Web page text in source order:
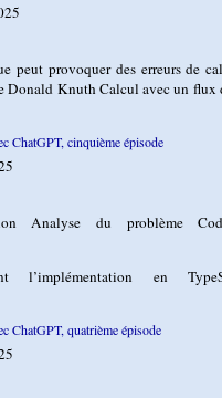
peut provoquer des erreurs de
Donald Knuth Calcul avec un flux
ChatGPT, cinquième épisode
Analyse du problème
l’implémentation en
ChatGPT, quatrième épisode